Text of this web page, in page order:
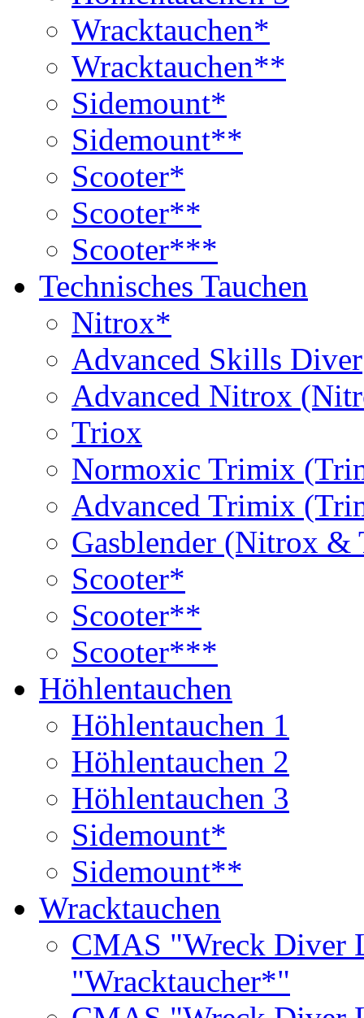
Wracktauchen*
Wracktauchen**
Sidemount*
Sidemount**
Scooter*
Scooter**
Scooter***
Technisches Tauchen
Nitrox*
Advanced Skills Diver
Advanced Nitrox
Triox
Normoxic Trimix
Advanced Trimix
Gasblender (Nitrox
Scooter*
Scooter**
Scooter***
Höhlentauchen
Höhlentauchen 1
Höhlentauchen 2
Höhlentauchen 3
Sidemount*
Sidemount**
Wracktauchen
CMAS "Wreck Diver
"Wracktaucher*"